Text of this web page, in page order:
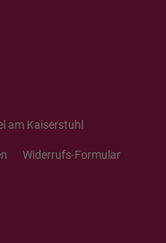
am Kaiserstuhl
Widerrufs-Formular